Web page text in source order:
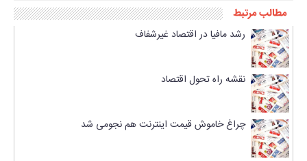
مطالب مرتبط
رشد مافیا در اقتصاد غیرشفاف
نقشه راه تحول اقتصاد
چراغ خاموش قیمت اینترنت هم نجومی شد